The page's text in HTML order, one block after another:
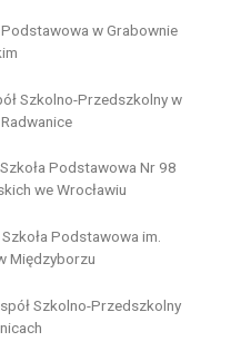
w Grabownie
Szkolno-Przedszkolny w
Podstawowa Nr 98
we Wrocławiu
Podstawowa im.
Międzyborzu
Szkolno-Przedszkolny